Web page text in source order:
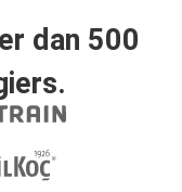
dan 500